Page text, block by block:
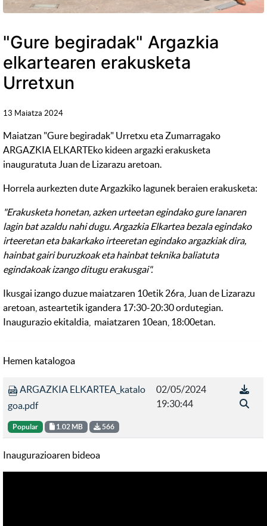
"Gure begiradak" Argazkia
elkartearen erakusketa
Urretxun
13 Maiatza 2024
Maiatzan "Gure begiradak" Urretxu eta Zumarragako
ARGAZKIA ELKARTEko kideen argazki erakusketa
inauguratuta Juan de Lizarazu aretoan.
Horrela aurkezten dute Argazkiko lagunek beraien erakusketa:
"Erakusketa honetan, azken urteetan egindako gure lanaren
lagin bat azaldu nahi dugu. Argazkia Elkartea bezala egindako
irteeretan eta bakarkako irteeretan egindako argazkiak dira,
hainbat gairi buruzkoak eta hainbat teknika baliatuta
egindakoak izango ditugu erakusgai".
Ikusgai izango duzue maiatzaren 10etik 26ra, Juan de Lizarazu
aretoan, asteartetik igandera 17:30-20:30 ordutegian.
Inaugurazio ekitaldia, maiatzaren 10ean, 18:00etan.
Hemen katalogoa
ARGAZKIA ELKARTEA_katalo
goa.pdf
Popular 1.02 MB 566
02/05/2024
19:30:44
Inaugurazioaren bideoa